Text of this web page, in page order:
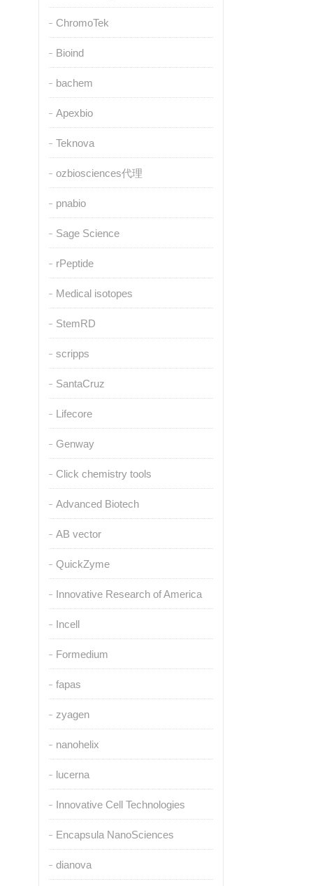
ChromoTek
Bioind
bachem
Apexbio
Teknova
ozbiosciences代理
pnabio
Sage Science
rPeptide
Medical isotopes
StemRD
scripps
SantaCruz
Lifecore
Genway
Click chemistry tools
Advanced Biotech
AB vector
QuickZyme
Innovative Research of America
Incell
Formedium
fapas
zyagen
nanohelix
lucerna
Innovative Cell Technologies
Encapsula NanoSciences
dianova